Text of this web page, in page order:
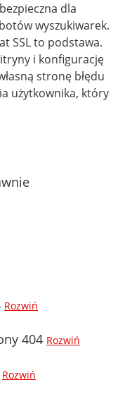
dla
wyszukiwarek.
SSL to podstawa.
i konfigurację
stronę błędu
użytkownika, który
Rozwiń
404 Rozwiń
Rozwiń